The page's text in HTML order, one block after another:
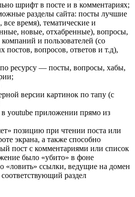
шрифт в посте и в комментариях;
разделы сайта: посты лучшие
время), тематические и
новые, отхабренные), вопросы,
и пользователей (со
постов, вопросов, ответов и т.д),
ресурсу — посты, вопросы, хабы,
версии картинок по тапу (с
youtube приложении прямо из
позицию при чтении поста или
экрана, а также способно
пост с комментариями или список
было «убито» в фоне
ссылки, ведущие на домен
раздел